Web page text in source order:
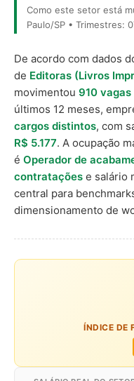
Como este setor está
Paulo/SP • Trimestres:
De acordo com dados
de Editoras (Livros
movimentou 910 vagas
últimos 12 meses,
cargos distintos, com
R$ 5.177. A ocupação
é Operador de
contratações e salário
central para
dimensionamento de
ÍNDICE DE